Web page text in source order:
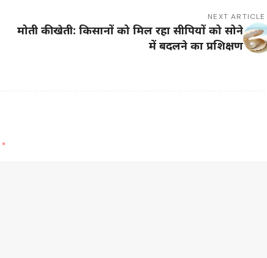
NEXT ARTICLE
मोती की खेती: किसानों को मिल रहा सीपियों को सोने
में बदलने का प्रशिक्षण
*